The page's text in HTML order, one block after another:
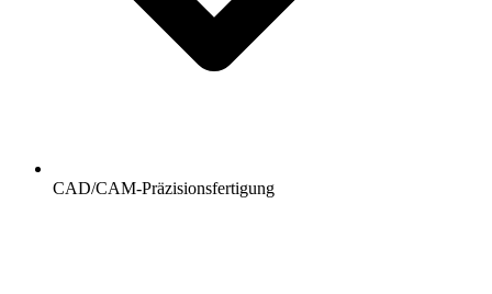
CAD/CAM-Präzisionsfertigung